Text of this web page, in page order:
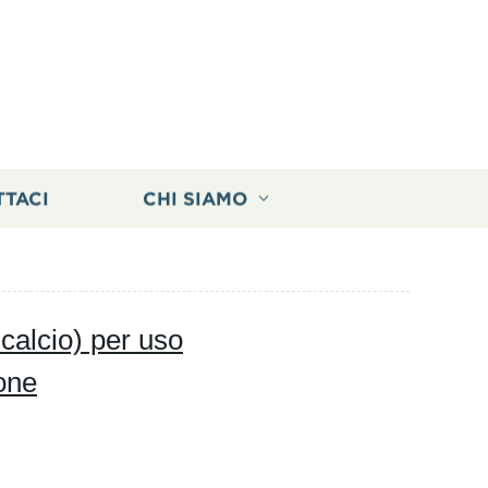
CHI SIAMO
per uso